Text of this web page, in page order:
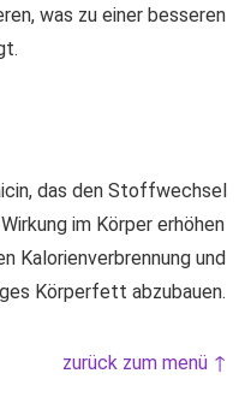
was zu einer besseren
das den Stoffwechsel
im Körper erhöhen
Kalorienverbrennung und
Körperfett abzubauen.
zurück zum menü ↑